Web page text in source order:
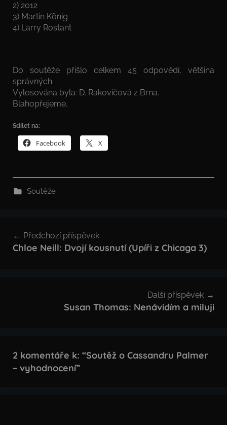
2) 2012
3) Martin König
4) Larry Rostant
Do soutěže přišlo celkem 45 odpovědí, většina
správných.
Vylosována byla: D. Rakovičová z Brna.
Blahopřejeme.
Sdílet na:
Facebook X
Soutěže
pro
Předchozí příspěvek
Chloe Neill: Dvojí kousnutí (Upíři z Chicaga 3)
Další příspěvek
Susan Thomas: Nenávidím a miluji
2 komentáře k: “Soutěž o Cassandru Palmer
– vyhodnocení”